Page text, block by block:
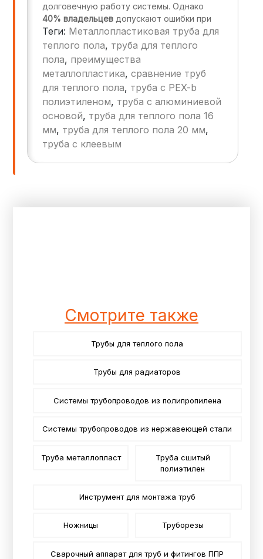
долговечную работу системы. Однако
40% владельцев допускают ошибки при
выборе и монтаже, что приводит к:
Протечкам и снижению давления.
Неравномерному прогреву полов.
Необходимости частого ремонта.
Теги: Металлопластиковая труба для
теплого пола, труба для теплого
пола, преимущества
металлопластика,сравнение труб
для теплого пола, труба с PEX-b
полиэтиленом, труба с алюминиевой
основой, труба для теплого пола 16
мм, труба для теплого пола 20 мм,
труба с клеевым
Смотрите также
Трубы для теплого пола
Трубы для радиаторов
Системы трубопроводов из полипропилена
Системы трубопроводов из нержавеющей стали
Труба металлопласт
Труба сшитый
полиэтилен
Инструмент для монтажа труб
Ножницы Труборезы
Сварочный аппарат для труб и фитингов ППР